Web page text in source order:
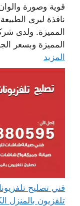
قوية وصورة
نافذة ليرى
المميزة. ولدى
المميزة وبسعر
المزيد
تلفزيون بالمنزل